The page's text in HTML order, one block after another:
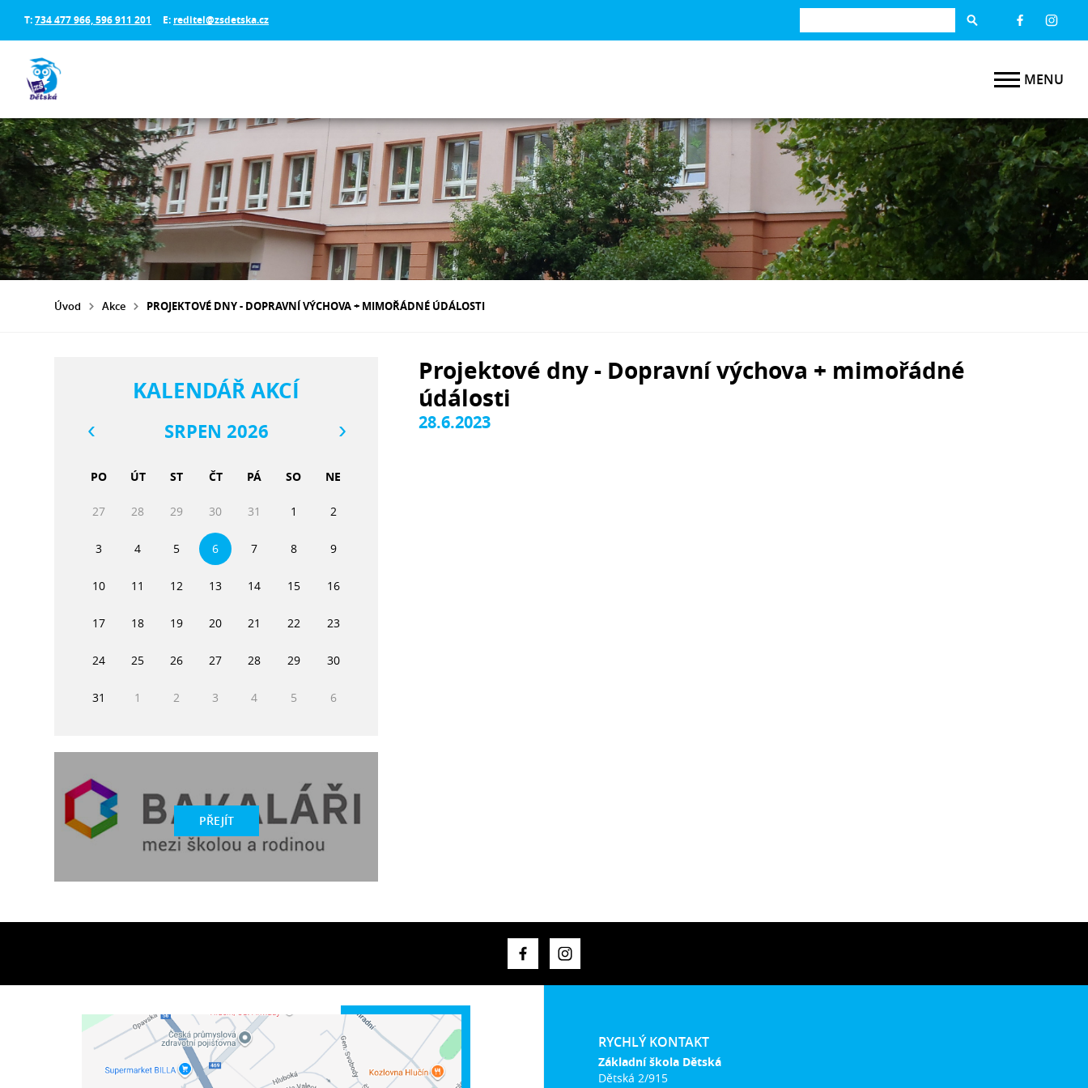
T:734 477 966, 596 911 201 E: reditel@zsdetska.cz
Úvod Akce PROJEKTOVÉ DNY - DOPRAVNÍ VÝCHOVA + MIMOŘÁDNÉ ÚDÁLOSTI
Projektové dny - Dopravní výchova + mimořádné
údálosti
28.6.2023
KALENDÁŘ AKCÍ
SRPEN 2026
PO ÚT ST ČT PÁ SO NE
27 28 29 30 31 1 2
3 4 5 6 7 8 9
10 11 12 13 14 15 16
17 18 19 20 21 22 23
24 25 26 27 28 29 30
31 1 2 3 4 5 6
PŘEJÍT
RYCHLÝ KONTAKT
Základní škola Dětská
Dětská 2/915